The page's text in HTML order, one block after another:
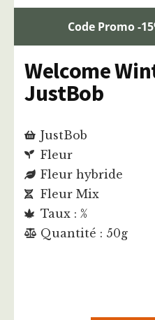
Code Promo -
Welcome
JustBob
JustBob
Fleur
Fleur hybride
Fleur Mix
Taux : %
Quantité : 50g